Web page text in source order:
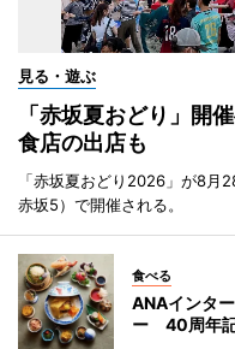
見る・遊ぶ
「赤坂夏おどり」開
食店の出店も
「赤坂夏おどり2026」が8月
赤坂5）で開催される。
食べる
ANAインタ
ー 40周年